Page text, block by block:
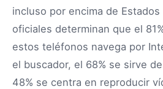
incluso por encima de
oficiales determinan que el
estos teléfonos navega por
el buscador, el 68% se sirve
48% se centra en reproducir